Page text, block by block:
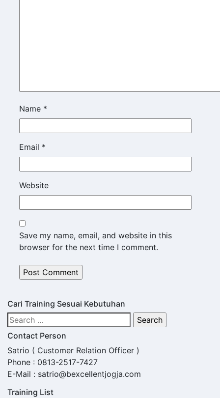
Name *
Email *
Website
Save my name, email, and website in this
browser for the next time I comment.
Cari Training Sesuai Kebutuhan
Search
for:
Contact Person
Satrio ( Customer Relation Officer )
Phone : 0813-2517-7427
E-Mail : satrio@bexcellentjogja.com
Training List